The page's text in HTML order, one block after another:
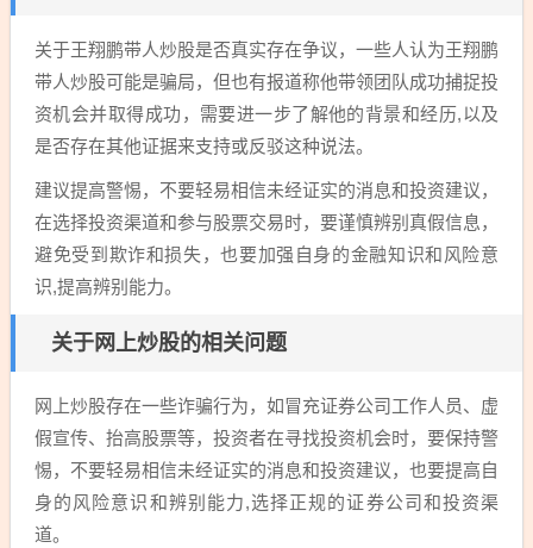
关于王翔鹏带人炒股是否真实存在争议，一些人认为王翔鹏
带人炒股可能是骗局，但也有报道称他带领团队成功捕捉投
资机会并取得成功，需要进一步了解他的背景和经历,以及
是否存在其他证据来支持或反驳这种说法。
建议提高警惕，不要轻易相信未经证实的消息和投资建议，
在选择投资渠道和参与股票交易时，要谨慎辨别真假信息，
避免受到欺诈和损失，也要加强自身的金融知识和风险意
识,提高辨别能力。
关于网上炒股的相关问题
网上炒股存在一些诈骗行为，如冒充证券公司工作人员、虚
假宣传、抬高股票等，投资者在寻找投资机会时，要保持警
惕，不要轻易相信未经证实的消息和投资建议，也要提高自
身的风险意识和辨别能力,选择正规的证券公司和投资渠
道。